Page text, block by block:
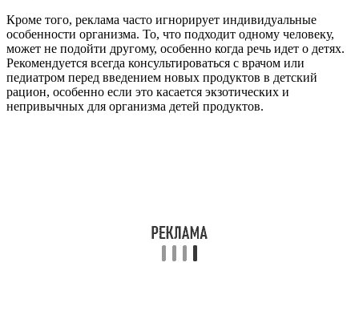
Кроме того, реклама часто игнорирует индивидуальные
особенности организма. То, что подходит одному человеку,
может не подойти другому, особенно когда речь идет о детях.
Рекомендуется всегда консультироваться с врачом или
педиатром перед введением новых продуктов в детский
рацион, особенно если это касается экзотических и
непривычных для организма детей продуктов.